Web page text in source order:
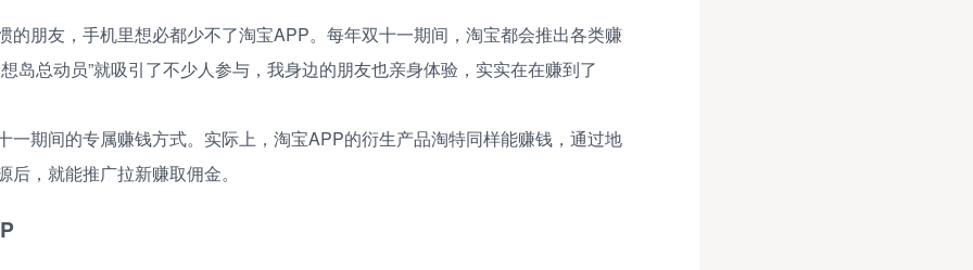
的朋友，手机里想必都少不了淘宝APP。每年双十一期间，淘宝都会推出各类赚
岛总动员”就吸引了不少人参与，我身边的朋友也亲身体验，实实在在赚到了
一期间的专属赚钱方式。实际上，淘宝APP的衍生产品淘特同样能赚钱，通过地
后，就能推广拉新赚取佣金。